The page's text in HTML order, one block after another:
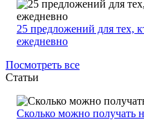
25 предложений для тех,
ежедневно
Посмотреть все
Статьи
Сколько можно получать